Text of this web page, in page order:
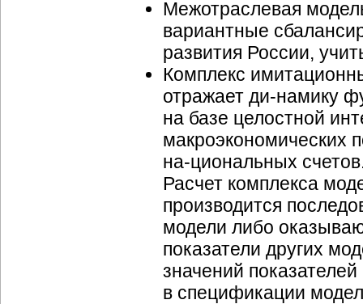
Межотраслевая
вариантные
развития России,
Комплекс
отражает ди-намику
на базе целостной
макроэкономических
на-циональных
Расчет комплекса
производится
модели либо
показатели других
значений
в спецификации